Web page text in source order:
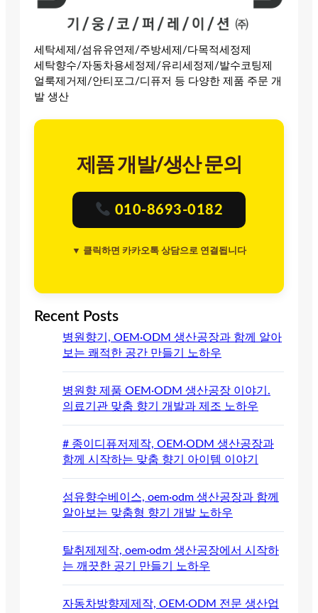
세탁세제/섬유유연제/주방세제/다목적세정제
세탁향수/자동차용세정제/유리세정제/발수코팅제
얼룩제거제/안티포그/디퓨저 등 다양한 제품 주문 개
발 생산
제품 개발/생산 문의
010-8693-0182
▼ 클릭하면 카카오톡 상담으로 연결됩니다
Recent Posts
병원향기, OEM·ODM 생산공장과 함께 알아
보는 쾌적한 공간 만들기 노하우
병원향 제품 OEM·ODM 생산공장 이야기.
의료기관 맞춤 향기 개발과 제조 노하우
# 종이디퓨저제작, OEM·ODM 생산공장과
함께 시작하는 맞춤 향기 아이템 이야기
섬유향수베이스, oem·odm 생산공장과 함께
알아보는 맞춤형 향기 개발 노하우
탈취제제작, oem·odm 생산공장에서 시작하
는 깨끗한 공기 만들기 노하우
자동차방향제제작, OEM·ODM 전문 생산업